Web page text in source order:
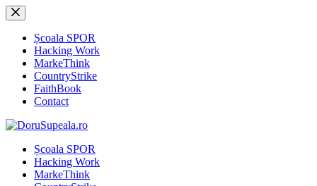
Sari
la
conținutȘcoala SPOR
Hacking Work
MarkeThink
CountryStrike
FaithBook
Contact
Școala SPOR
Hacking Work
MarkeThink